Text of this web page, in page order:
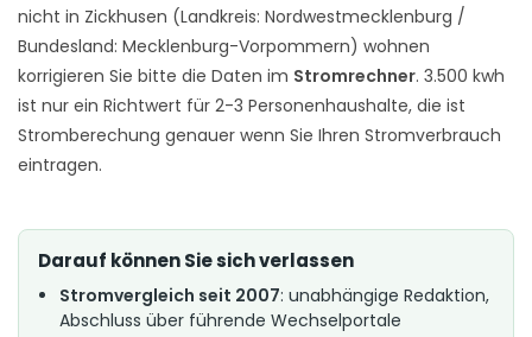
nicht in Zickhusen (Landkreis: Nordwestmecklenburg /
Bundesland: Mecklenburg-Vorpommern) wohnen
korrigieren Sie bitte die Daten im Stromrechner. 3.500 kwh
ist nur ein Richtwert für 2-3 Personenhaushalte, die ist
Stromberechung genauer wenn Sie Ihren Stromverbrauch
eintragen.
Darauf können Sie sich verlassen
Stromvergleich seit 2007: unabhängige Redaktion,
Abschluss über führende Wechselportale